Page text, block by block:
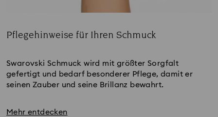
Pflegehinweise für Ihren Schmuck
Swarovski Schmuck wird mit größter Sorgfalt
gefertigt und bedarf besonderer Pflege, damit er
seinen Zauber und seine Brillanz bewahrt.
Mehr entdecken